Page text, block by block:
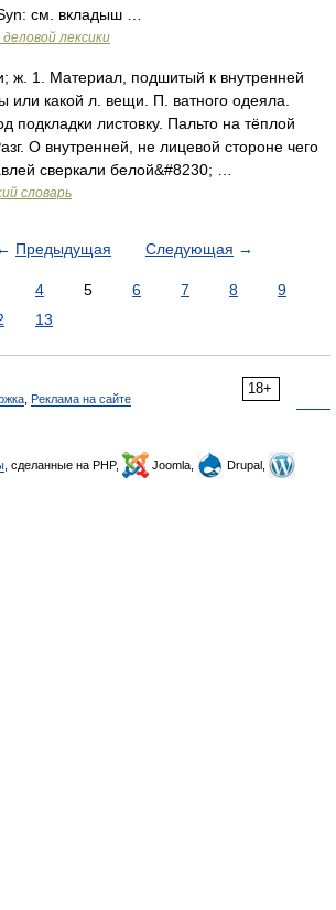
см. вкладыш …
деловой лексики
ж. 1. Материал, подшитый к внутренней
или какой л. вещи. П. ватного одеяла.
подкладки листовку. Пальто на тёплой
О внутренней, не лицевой стороне чего
сверкали белой&#8230; …
словарь
← Предыдущая Следующая →
4 5 6 7 8
9
13
18+
Реклама на сайте
, сделанные на PHP, Joomla,
Drupal,